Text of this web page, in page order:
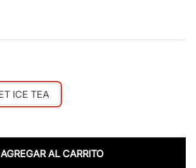
ICE TEA
AGREGAR AL CARRITO